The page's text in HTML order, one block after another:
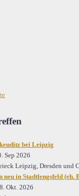
bei Leipzig
Sep 2026
Leipzig, Dresden und
neu in Stadtlengsfeld (eh.
Okt. 2026